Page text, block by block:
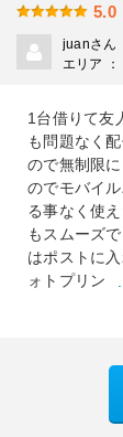
5.0
juanさん
エリア
1台借りて友
も問題なく
ので無制限
のでモバイ
る事なく使
もスムーズ
はポストに
ォトプリン